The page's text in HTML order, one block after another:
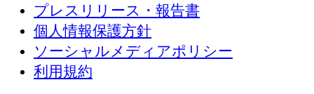
プレスリリース・報告書
個人情報保護方針
ソーシャルメディアポリシー
利用規約